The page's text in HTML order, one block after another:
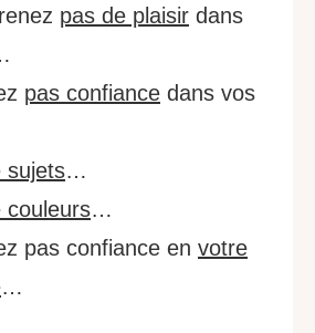
pas de plaisir dans
pas confiance dans vos
sujets…
couleurs…
pas confiance en votre
…